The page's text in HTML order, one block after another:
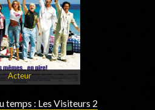
Acteur
temps : Les Visiteurs 2